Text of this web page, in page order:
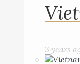
3 years